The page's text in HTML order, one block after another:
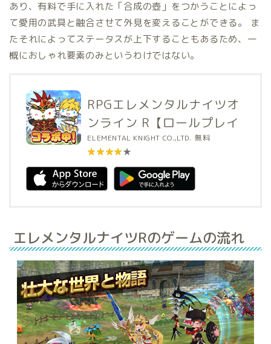
あり、有料で手に入れた「合成の壺」をつかうことによっ
て愛用の武具と融合させて外見を変えることができる。 ま
たそれによってステータスが上下することもあるため、一
概におしゃれ要素のみというわけではない。
RPGエレメンタルナイツオ
ンライン R【ロールプレイ
ング】
ELEMENTAL KNIGHT CO.,LTD. 無料
★★★★★
★★★★★
エレメンタルナイツRのゲームの流れ